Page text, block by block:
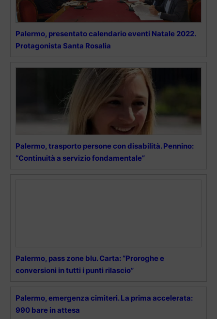
Palermo, presentato calendario eventi Natale 2022.
Protagonista Santa Rosalia
Palermo, trasporto persone con disabilità. Pennino:
“Continuità a servizio fondamentale”
Palermo, pass zone blu. Carta: “Proroghe e
conversioni in tutti i punti rilascio”
Palermo, emergenza cimiteri. La prima accelerata:
990 bare in attesa